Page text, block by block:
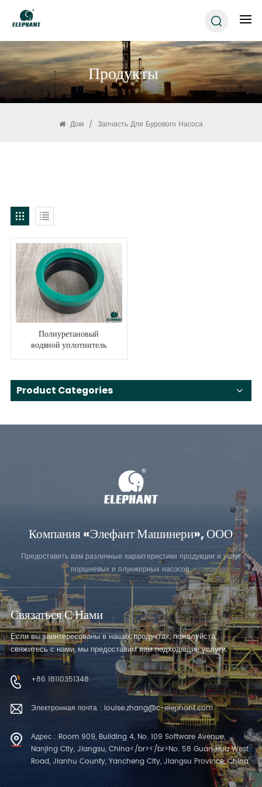
Продукты
Дом / Запчасть Для Бурового Насоса
Полиуретановый
водяной уплотнитель
бурового насоса
Product Categories
Компания «Элефант Машинери», ООО
Предоставить вам различные характеристики продукции и услуг
поршневых и плунжерных насосов.
Связаться С Нами
Если вы заинтересованы в наших продуктах, пожалуйста,
свяжитесь с нами, мы предоставим вам подходящие услуги.
+86 18110351348
Электронная почта : louise.zhang@c-elephant.com
Адрес : Room 909, Building 4, No. 109 Software Avenue,
Nanjing City, Jiangsu, China</br></br>No. 58 Guan Hua West
Road, Jianhu County, Yancheng City, Jiangsu Province, China